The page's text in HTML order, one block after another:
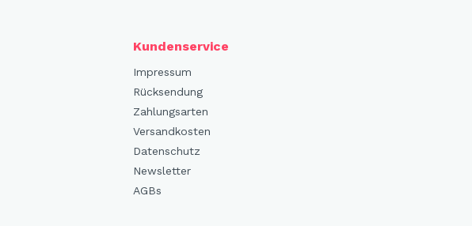
Kundenservice
Impressum
Rücksendung
Zahlungsarten
Versandkosten
Datenschutz
Newsletter
AGBs